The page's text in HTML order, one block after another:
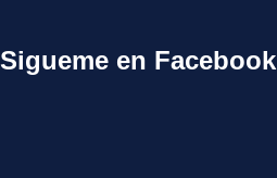
Sigueme en Facebook